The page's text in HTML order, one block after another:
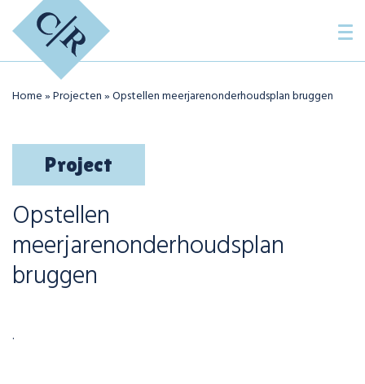
Home»Projecten»Opstellen meerjarenonderhoudsplan bruggen
Project
Opstellen
meerjarenonderhoudsplan
bruggen
.